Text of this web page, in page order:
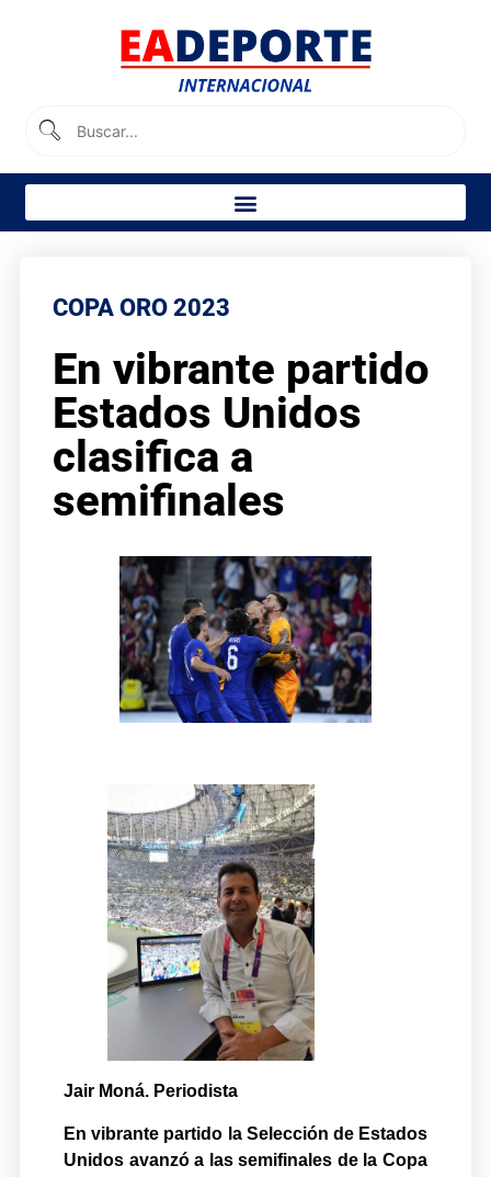
COPA ORO 2023
En vibrante partido
Estados Unidos
clasifica a
semifinales
Jair Moná. Periodista
En vibrante partido la Selección de Estados
Unidos avanzó a las semifinales de la Copa